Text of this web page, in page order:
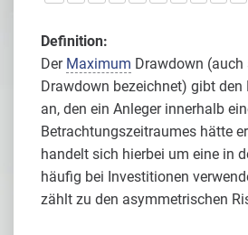
Definition:
Der Maximum Drawdown (auch
Drawdown bezeichnet) gibt
an, den ein Anleger innerhalb
Betrachtungszeitraumes hätte
handelt sich hierbei um eine in
häufig bei Investitionen
zählt zu den asymmetrischen